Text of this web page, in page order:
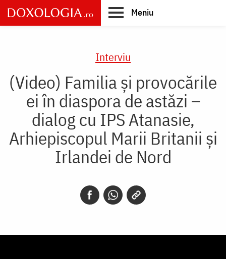
Skip
to
main
Meniu
Interviu
(Video) Familia și provocările
ei în diaspora de astăzi –
dialog cu IPS Atanasie,
Arhiepiscopul Marii Britanii și
Irlandei de Nord